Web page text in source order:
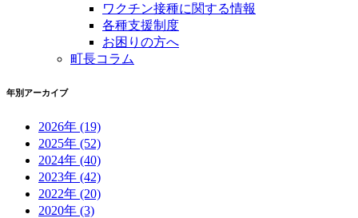
ワクチン接種に関する情報
各種支援制度
お困りの方へ
町長コラム
年別アーカイブ
2026年 (19)
2025年 (52)
2024年 (40)
2023年 (42)
2022年 (20)
2020年 (3)